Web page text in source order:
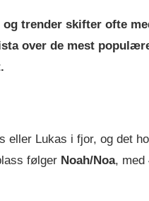
trender skifter ofte
over de mest
eller Lukas i fjor, og det
følger Noah/Noa, med